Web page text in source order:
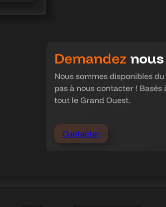
Demandez
Nous sommes disponibles
pas à nous contacter !
tout le Grand Ouest.
Contacter